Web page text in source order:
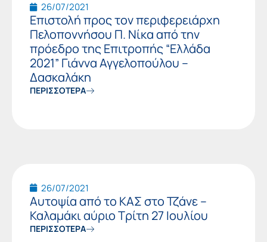
26/07/2021
Επιστολή προς τον περιφερειάρχη
Πελοποννήσου Π. Νίκα από την
πρόεδρο της Επιτροπής “Ελλάδα
2021” Γιάννα Αγγελοπούλου –
Δασκαλάκη
ΠΕΡΙΣΣΟΤΕΡΑ
26/07/2021
Αυτοψία από το ΚΑΣ στο Τζάνε –
Καλαμάκι αύριο Τρίτη 27 Ιουλίου
ΠΕΡΙΣΣΟΤΕΡΑ